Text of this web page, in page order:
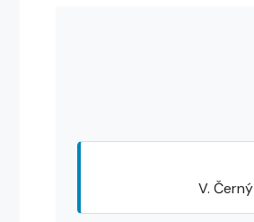
V. Černý